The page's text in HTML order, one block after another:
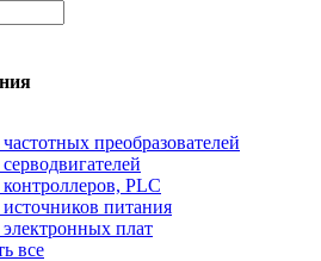
преобразователей
PLC
питания
плат
все